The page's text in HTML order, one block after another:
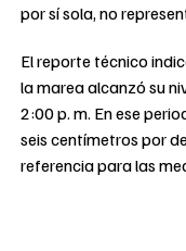
por sí sola, no
El reporte técnico
la marea alcanzó su
2:00 p. m. En ese
seis centímetros por
referencia para las